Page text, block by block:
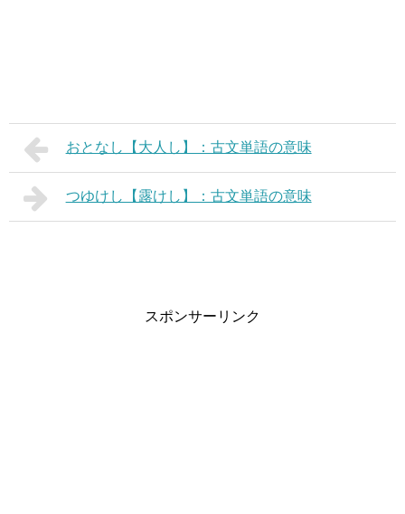
おとなし【大人し】：古文単語の意味
つゆけし【露けし】：古文単語の意味
スポンサーリンク